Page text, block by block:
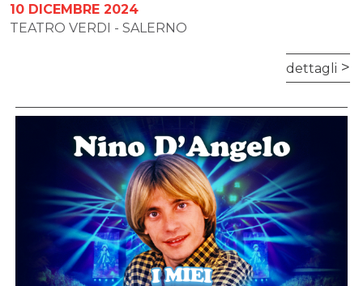
10 DICEMBRE 2024
TEATRO VERDI - SALERNO
dettagli